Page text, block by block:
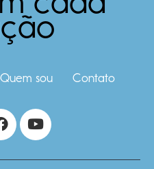
Quem sou Contato